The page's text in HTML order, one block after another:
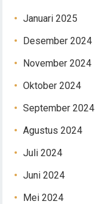
Januari 2025
Desember 2024
November 2024
Oktober 2024
September 2024
Agustus 2024
Juli 2024
Juni 2024
Mei 2024